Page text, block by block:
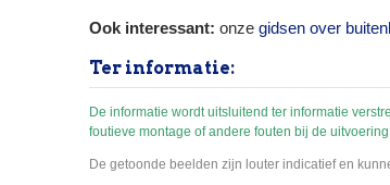
Ook interessant: onze gidsen over
Ter informatie:
De informatie wordt uitsluitend ter informatie
foutieve montage of andere fouten bij de
De getoonde beelden zijn louter indicatief en